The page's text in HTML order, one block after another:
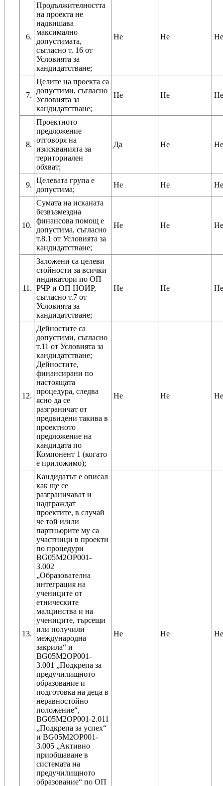
6.
Продължителността
на проекта не
надвишава
максимално
допустимата,
съгласно т. 16 от
Условията за
кандидатстване;
Не Не Не
7.
Целите на проекта са
допустими, съгласно
Условията за
кандидатстване;
Не Не Не
8.
Проектното
предложение
отговоря на
изискванията за
териториален
обхват;
Да Не Не
9.
Целевата група е
допустима;
Не Не Не
10.
Сумата на исканата
безвъзмездна
финансова помощ е
допустима, съгласно
т.8.1 от Условията за
кандидатстване;
Не Не Не
11.
Заложени са целеви
стойности за всички
индикатори по ОП
РЧР и ОП НОИР,
съгласно т.7 от
Условията за
кандидатстване;
Не Не Не
12.
Дейностите са
допустими, съгласно
т.11 от Условията за
кандидатстване;
Дейностите,
финансирани по
настоящата
процедура, следва
ясно да се
разграничат от
предвидени такива в
проектното
предложение на
кандидата по
Компонент 1 (когато
Не Не Не
13.
Кандидатът е описал
как ще се
разграничават и
надграждат
проектите, в случай
че той и/или
партньорите му са
участници в проекти
по процедури
BG05M2OP001-
3.002
„Образователна
интеграция на
учениците от
етническите
малцинства и на
учениците, търсещи
или получили
международна
закрила“ и
BG05M2OP001-
3.001 „Подкрепа за
предучилищното
образование и
подготовка на деца в
неравностойно
положение“,
BG05M2OP001-2.011
„Подкрепа за успех“
и BG05M2OP001-
3.005 „Активно
приобщаване в
системата на
предучилищното
образование“ по ОП
Не Не Не